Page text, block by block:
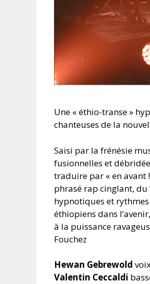
Une « éthio-transe »
chanteuses de la
Saisi par la frénésie
fusionnelles et
traduire par « en avant
phrasé rap cinglant, du
hypnotiques et
éthiopiens dans
à la puissance
Fouchez
Hewan Gebrewold
Valentin Ceccaldi